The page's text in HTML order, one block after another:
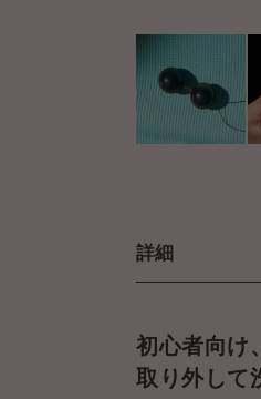
詳細
初心者向け
取り外して